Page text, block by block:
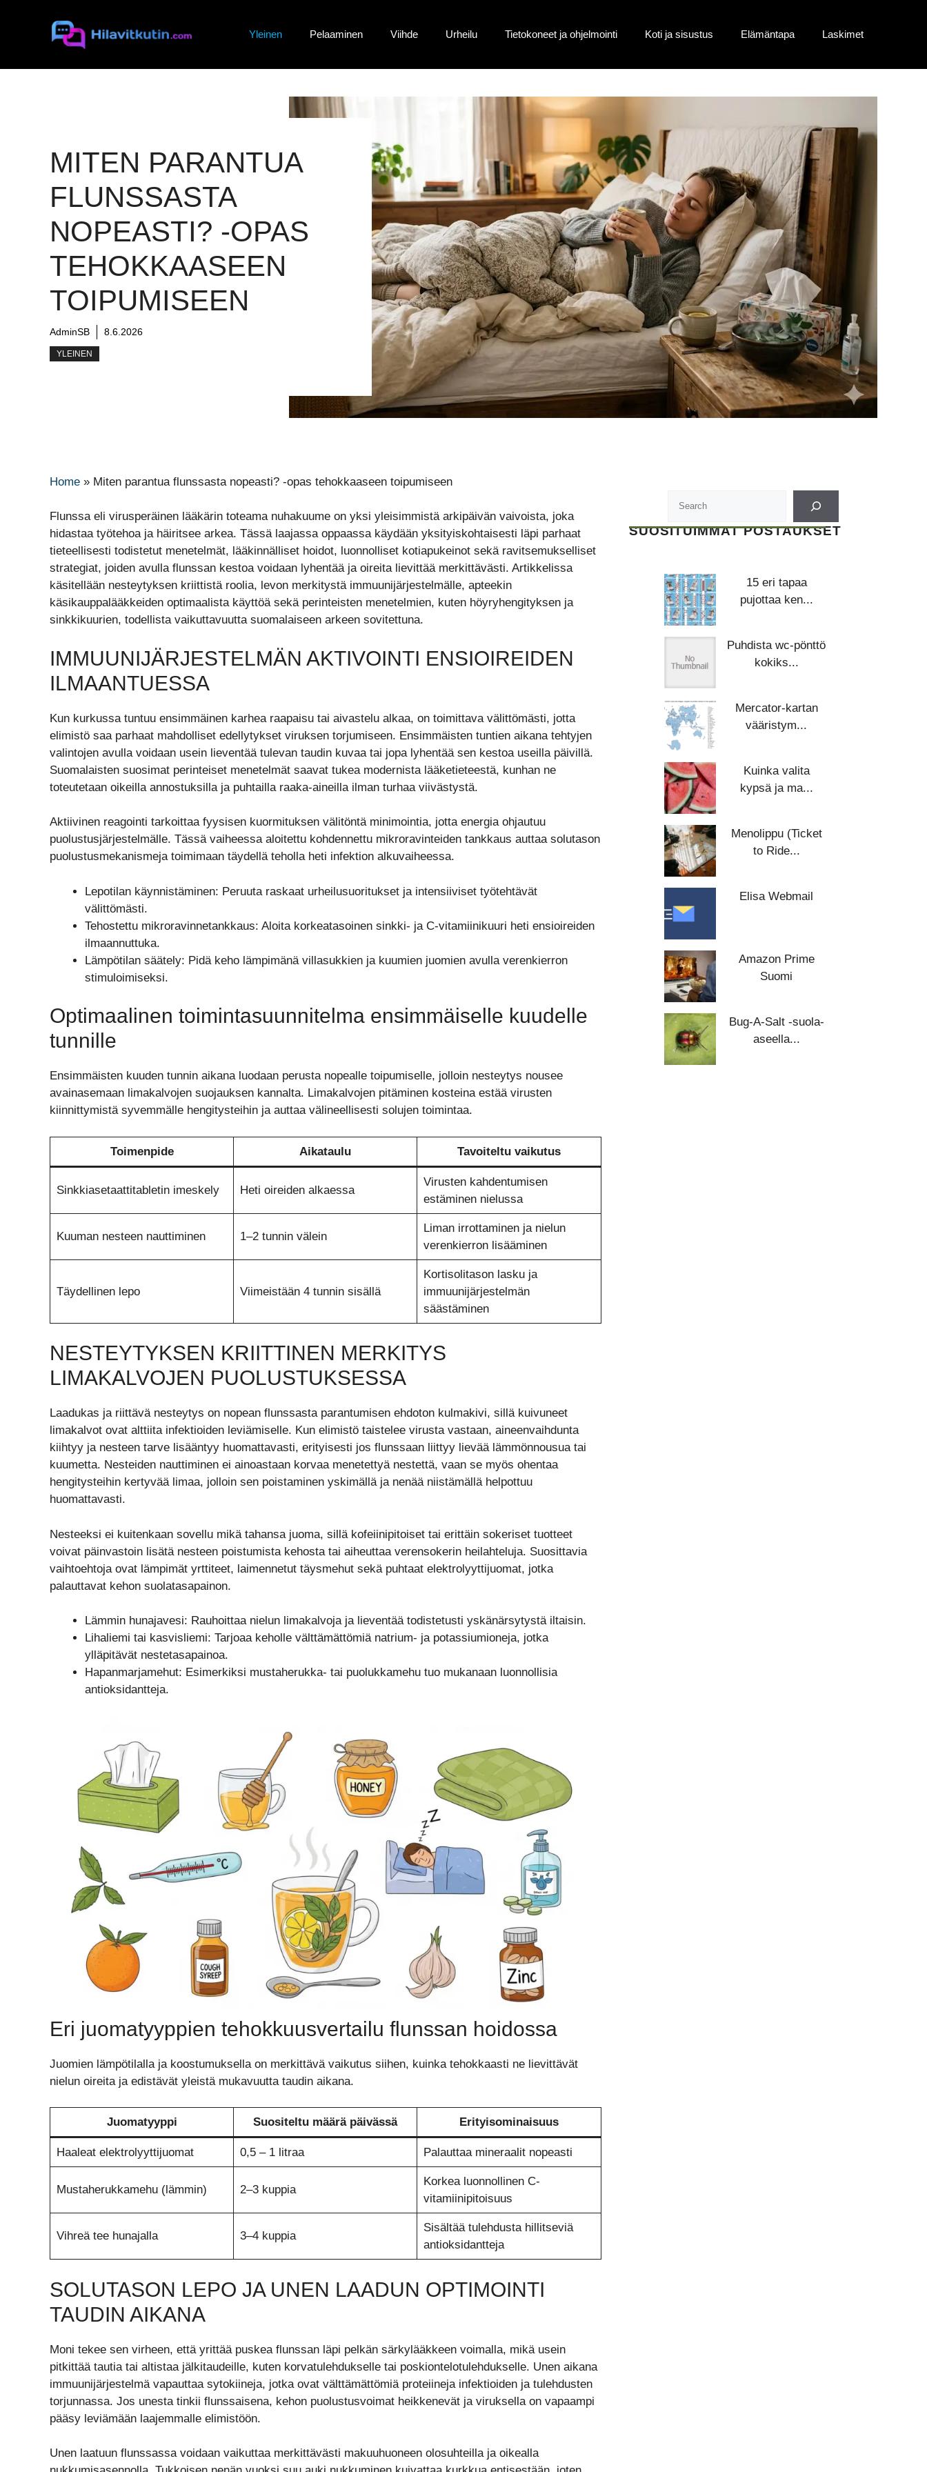
Yleinen Pelaaminen Viihde Urheilu Tietokoneet ja ohjelmointi Koti ja sisustus Elämäntapa Laskimet
MITEN PARANTUA
FLUNSSASTA
NOPEASTI? -OPAS
TEHOKKAASEEN
TOIPUMISEEN
AdminSB 8.6.2026
YLEINEN
Home » Miten parantua flunssasta nopeasti? -opas tehokkaaseen toipumiseen
Flunssa eli virusperäinen lääkärin toteama nuhakuume on yksi yleisimmistä arkipäivän vaivoista, joka
hidastaa työtehoa ja häiritsee arkea. Tässä laajassa oppaassa käydään yksityiskohtaisesti läpi parhaat
tieteellisesti todistetut menetelmät, lääkinnälliset hoidot, luonnolliset kotiapukeinot sekä ravitsemukselliset
strategiat, joiden avulla flunssan kestoa voidaan lyhentää ja oireita lievittää merkittävästi. Artikkelissa
käsitellään nesteytyksen kriittistä roolia, levon merkitystä immuunijärjestelmälle, apteekin
käsikauppalääkkeiden optimaalista käyttöä sekä perinteisten menetelmien, kuten höyryhengityksen ja
sinkkikuurien, todellista vaikuttavuutta suomalaiseen arkeen sovitettuna.
IMMUUNIJÄRJESTELMÄN AKTIVOINTI ENSIOIREIDEN
ILMAANTUESSA
Kun kurkussa tuntuu ensimmäinen karhea raapaisu tai aivastelu alkaa, on toimittava välittömästi, jotta
elimistö saa parhaat mahdolliset edellytykset viruksen torjumiseen. Ensimmäisten tuntien aikana tehtyjen
valintojen avulla voidaan usein lieventää tulevan taudin kuvaa tai jopa lyhentää sen kestoa useilla päivillä.
Suomalaisten suosimat perinteiset menetelmät saavat tukea modernista lääketieteestä, kunhan ne
toteutetaan oikeilla annostuksilla ja puhtailla raaka-aineilla ilman turhaa viivästystä.
Aktiivinen reagointi tarkoittaa fyysisen kuormituksen välitöntä minimointia, jotta energia ohjautuu
puolustusjärjestelmälle. Tässä vaiheessa aloitettu kohdennettu mikroravinteiden tankkaus auttaa solutason
puolustusmekanismeja toimimaan täydellä teholla heti infektion alkuvaiheessa.
Lepotilan käynnistäminen: Peruuta raskaat urheilusuoritukset ja intensiiviset työtehtävät
välittömästi.
Tehostettu mikroravinnetankkaus: Aloita korkeatasoinen sinkki- ja C-vitamiinikuuri heti ensioireiden
ilmaannuttuka.
Lämpötilan säätely: Pidä keho lämpimänä villasukkien ja kuumien juomien avulla verenkierron
stimuloimiseksi.
Optimaalinen toimintasuunnitelma ensimmäiselle kuudelle
tunnille
Ensimmäisten kuuden tunnin aikana luodaan perusta nopealle toipumiselle, jolloin nesteytys nousee
avainasemaan limakalvojen suojauksen kannalta. Limakalvojen pitäminen kosteina estää virusten
kiinnittymistä syvemmälle hengitysteihin ja auttaa välineellisesti solujen toimintaa.
Toimenpide Aikataulu Tavoiteltu vaikutus
Sinkkiasetaattitabletin imeskely Heti oireiden alkaessa
Virusten kahdentumisen
estäminen nielussa
Kuuman nesteen nauttiminen 1–2 tunnin välein
Liman irrottaminen ja nielun
verenkierron lisääminen
Täydellinen lepo Viimeistään 4 tunnin sisällä
Kortisolitason lasku ja
immuunijärjestelmän
säästäminen
NESTEYTYKSEN KRIITTINEN MERKITYS
LIMAKALVOJEN PUOLUSTUKSESSA
Laadukas ja riittävä nesteytys on nopean flunssasta parantumisen ehdoton kulmakivi, sillä kuivuneet
limakalvot ovat alttiita infektioiden leviämiselle. Kun elimistö taistelee virusta vastaan, aineenvaihdunta
kiihtyy ja nesteen tarve lisääntyy huomattavasti, erityisesti jos flunssaan liittyy lievää lämmönnousua tai
kuumetta. Nesteiden nauttiminen ei ainoastaan korvaa menetettyä nestettä, vaan se myös ohentaa
hengitysteihin kertyvää limaa, jolloin sen poistaminen yskimällä ja nenää niistämällä helpottuu
huomattavasti.
Nesteeksi ei kuitenkaan sovellu mikä tahansa juoma, sillä kofeiinipitoiset tai erittäin sokeriset tuotteet
voivat päinvastoin lisätä nesteen poistumista kehosta tai aiheuttaa verensokerin heilahteluja. Suosittavia
vaihtoehtoja ovat lämpimät yrttiteet, laimennetut täysmehut sekä puhtaat elektrolyyttijuomat, jotka
palauttavat kehon suolatasapainon.
Lämmin hunajavesi: Rauhoittaa nielun limakalvoja ja lieventää todistetusti yskänärsytystä iltaisin.
Lihaliemi tai kasvisliemi: Tarjoaa keholle välttämättömiä natrium- ja potassiumioneja, jotka
ylläpitävät nestetasapainoa.
Hapanmarjamehut: Esimerkiksi mustaherukka- tai puolukkamehu tuo mukanaan luonnollisia
antioksidantteja.
Eri juomatyyppien tehokkuusvertailu flunssan hoidossa
Juomien lämpötilalla ja koostumuksella on merkittävä vaikutus siihen, kuinka tehokkaasti ne lievittävät
nielun oireita ja edistävät yleistä mukavuutta taudin aikana.
Juomatyyppi Suositeltu määrä päivässä Erityisominaisuus
Haaleat elektrolyyttijuomat 0,5 – 1 litraa Palauttaa mineraalit nopeasti
Mustaherukkamehu (lämmin) 2–3 kuppia
Korkea luonnollinen C-
vitamiinipitoisuus
Vihreä tee hunajalla 3–4 kuppia
Sisältää tulehdusta hillitseviä
antioksidantteja
SOLUTASON LEPO JA UNEN LAADUN OPTIMOINTI
TAUDIN AIKANA
Moni tekee sen virheen, että yrittää puskea flunssan läpi pelkän särkylääkkeen voimalla, mikä usein
pitkittää tautia tai altistaa jälkitaudeille, kuten korvatulehdukselle tai poskiontelotulehdukselle. Unen aikana
immuunijärjestelmä vapauttaa sytokiineja, jotka ovat välttämättömiä proteiineja infektioiden ja tulehdusten
torjunnassa. Jos unesta tinkii flunssaisena, kehon puolustusvoimat heikkenevät ja viruksella on vapaampi
pääsy leviämään laajemmalle elimistöön.
Unen laatuun flunssassa voidaan vaikuttaa merkittävästi makuuhuoneen olosuhteilla ja oikealla
SUOSITUIMMAT POSTAUKSET
15 eri tapaa
pujottaa ken...
Puhdista wc-pönttö
kokiks...
Mercator-kartan
vääristym...
Kuinka valita
kypsä ja ma...
Menolippu (Ticket
to Ride...
Elisa Webmail
Amazon Prime
Suomi
Bug-A-Salt -suola-
aseella...